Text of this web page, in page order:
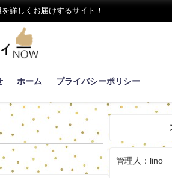
詳しくお届けするサイト！
ホーム プライバシーポリシー
管理人：lino